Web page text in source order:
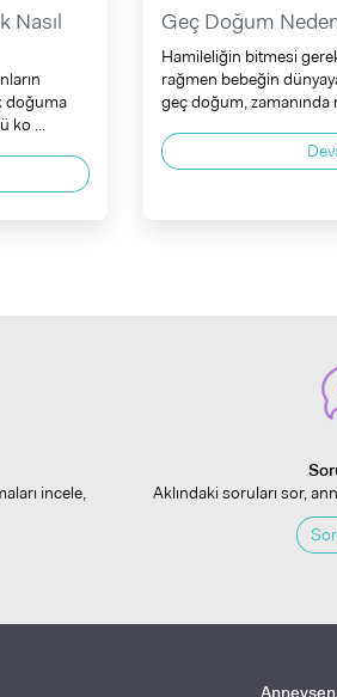
Nasıl
doğuma
ko ...
Geç Doğum
Hamileliğin bitmesi
rağmen bebeğin
geç doğum, zamanında
incele,
Aklındaki soruları sor,